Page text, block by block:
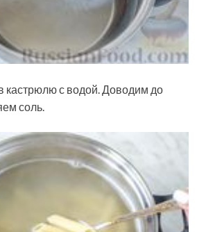
кастрюлю с водой. Доводим до
соль.